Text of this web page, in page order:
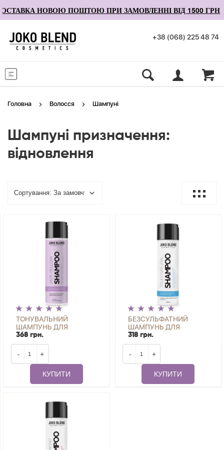
НОВОЮ ПОШТОЮ ПРИ ЗАМОВЛЕННІ ВІД 1500 ГРН
+38 (068) 225 48 74
Головна Волосся Шампуні
Шампуні призначення:
відновлення
ТОНУВАЛЬНИЙ
ШАМПУНЬ ДЛЯ
НЕЙТРАЛІЗАЦІЇ
ЖОВТИЗНИ ANTI-
YELLOW JOKO BLEND
368 грн.
- +
КУПИТИ
БЕЗСУЛЬФАТНИЙ
ШАМПУНЬ ДЛЯ
НОРМАЛЬНОГО
ВОЛОССЯ TRULY
NATURAL JOKO BLEND
318 грн.
- +
КУПИТИ